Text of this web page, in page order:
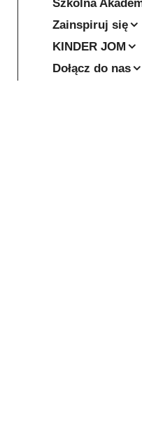
Szkolna
Zainspiruj się
KINDER JOM
Dołącz do nas